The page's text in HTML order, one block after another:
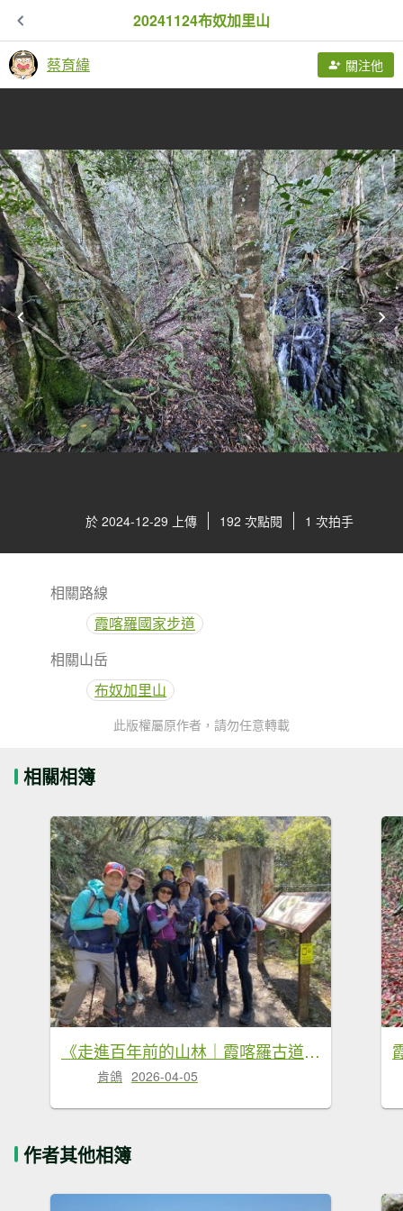
20241124布奴加里山
蔡育緯 關注他
於 2024-12-29 上傳 192 次點閱 1 次拍手
相關路線
霞喀羅國家步道
相關山岳
布奴加里山
此版權屬原作者，請勿任意轉載
相關相簿
《走進百年前的山林｜霞喀羅古道22K縱走．一條被歷史刻下痕跡的路》
肯鴿 2026-04-05
作者其他相簿